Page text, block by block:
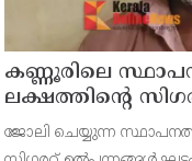
കണ്ണൂരിലെ
ലക്ഷത്തിന്റെ
സ്വദേശിയായ
തെങ്കാശിയിൽ
ജോലി ചെയ്യുന്ന